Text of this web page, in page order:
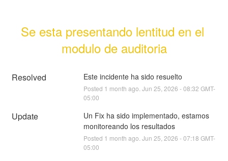
Se esta presentando lentitud en el
modulo de auditoria
Resolved Este incidente ha sido resuelto
Posted 1 month ago. Jun 25 2026 -08:32 GMT-
05:00
Update
Un Fix ha sido implementado, estamos
monitoreando los resultados
Posted 1 month ago. Jun 25 2026 -07:18 GMT-
05:00